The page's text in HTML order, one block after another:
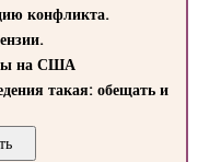
конфликта.
на США
такая: обещать и